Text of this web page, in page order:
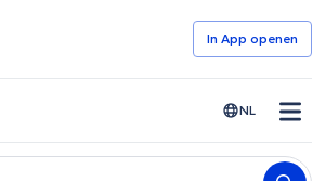
In App openen
NL